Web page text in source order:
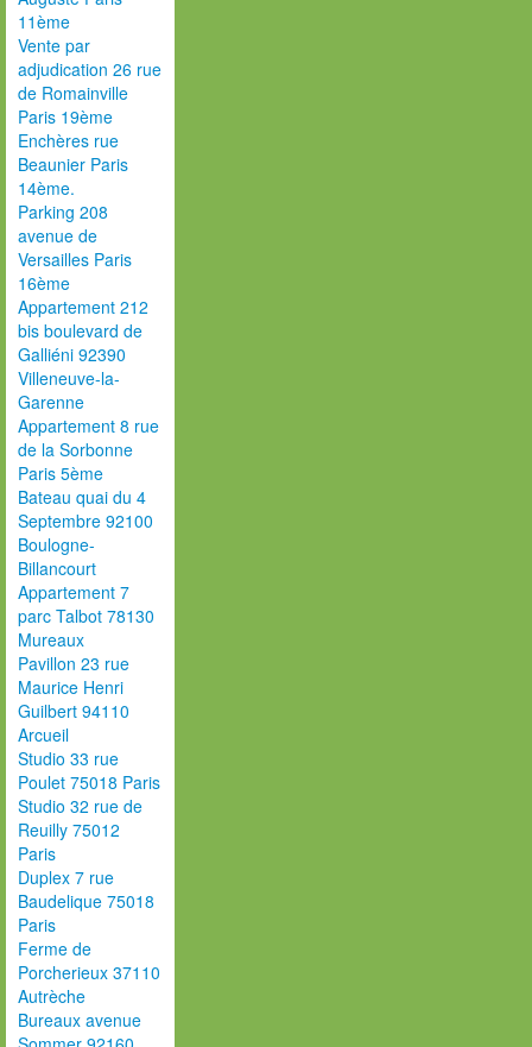
11ème
Vente par
adjudication 26 rue
de Romainville
Paris 19ème
Enchères rue
Beaunier Paris
14ème.
Parking 208
avenue de
Versailles Paris
16ème
Appartement 212
bis boulevard de
Galliéni 92390
Villeneuve-la-
Garenne
Appartement 8 rue
de la Sorbonne
Paris 5ème
Bateau quai du 4
Septembre 92100
Boulogne-
Billancourt
Appartement 7
parc Talbot 78130
Mureaux
Pavillon 23 rue
Maurice Henri
Guilbert 94110
Arcueil
Studio 33 rue
Poulet 75018 Paris
Studio 32 rue de
Reuilly 75012
Paris
Duplex 7 rue
Baudelique 75018
Paris
Ferme de
Porcherieux 37110
Autrèche
Bureaux avenue